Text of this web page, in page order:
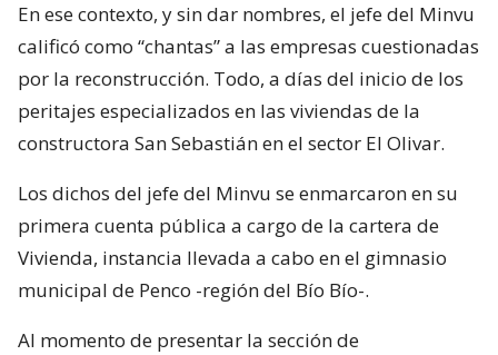
En ese contexto, y sin dar nombres, el jefe del Minvu
calificó como “chantas” a las empresas cuestionadas
por la reconstrucción. Todo, a días del inicio de los
peritajes especializados en las viviendas de la
constructora San Sebastián en el sector El Olivar.
Los dichos del jefe del Minvu se enmarcaron en su
primera cuenta pública a cargo de la cartera de
Vivienda, instancia llevada a cabo en el gimnasio
municipal de Penco -región del Bío Bío-.
Al momento de presentar la sección de